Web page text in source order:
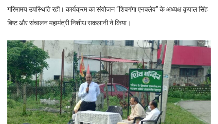
गरिमामय उपस्थिति रही। कार्यक्रम का संयोजन “शिवगंगा एनक्लेव” के अध्यक्ष कृपाल सिंह
बिष्ट और संचालन महामंत्री निशीथ सकलानी ने किया।